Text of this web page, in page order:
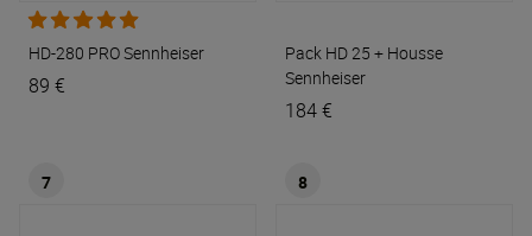
HD-280 PROSennheiser
89 €
Pack HD 25 + Housse
Sennheiser
184 €
7 8